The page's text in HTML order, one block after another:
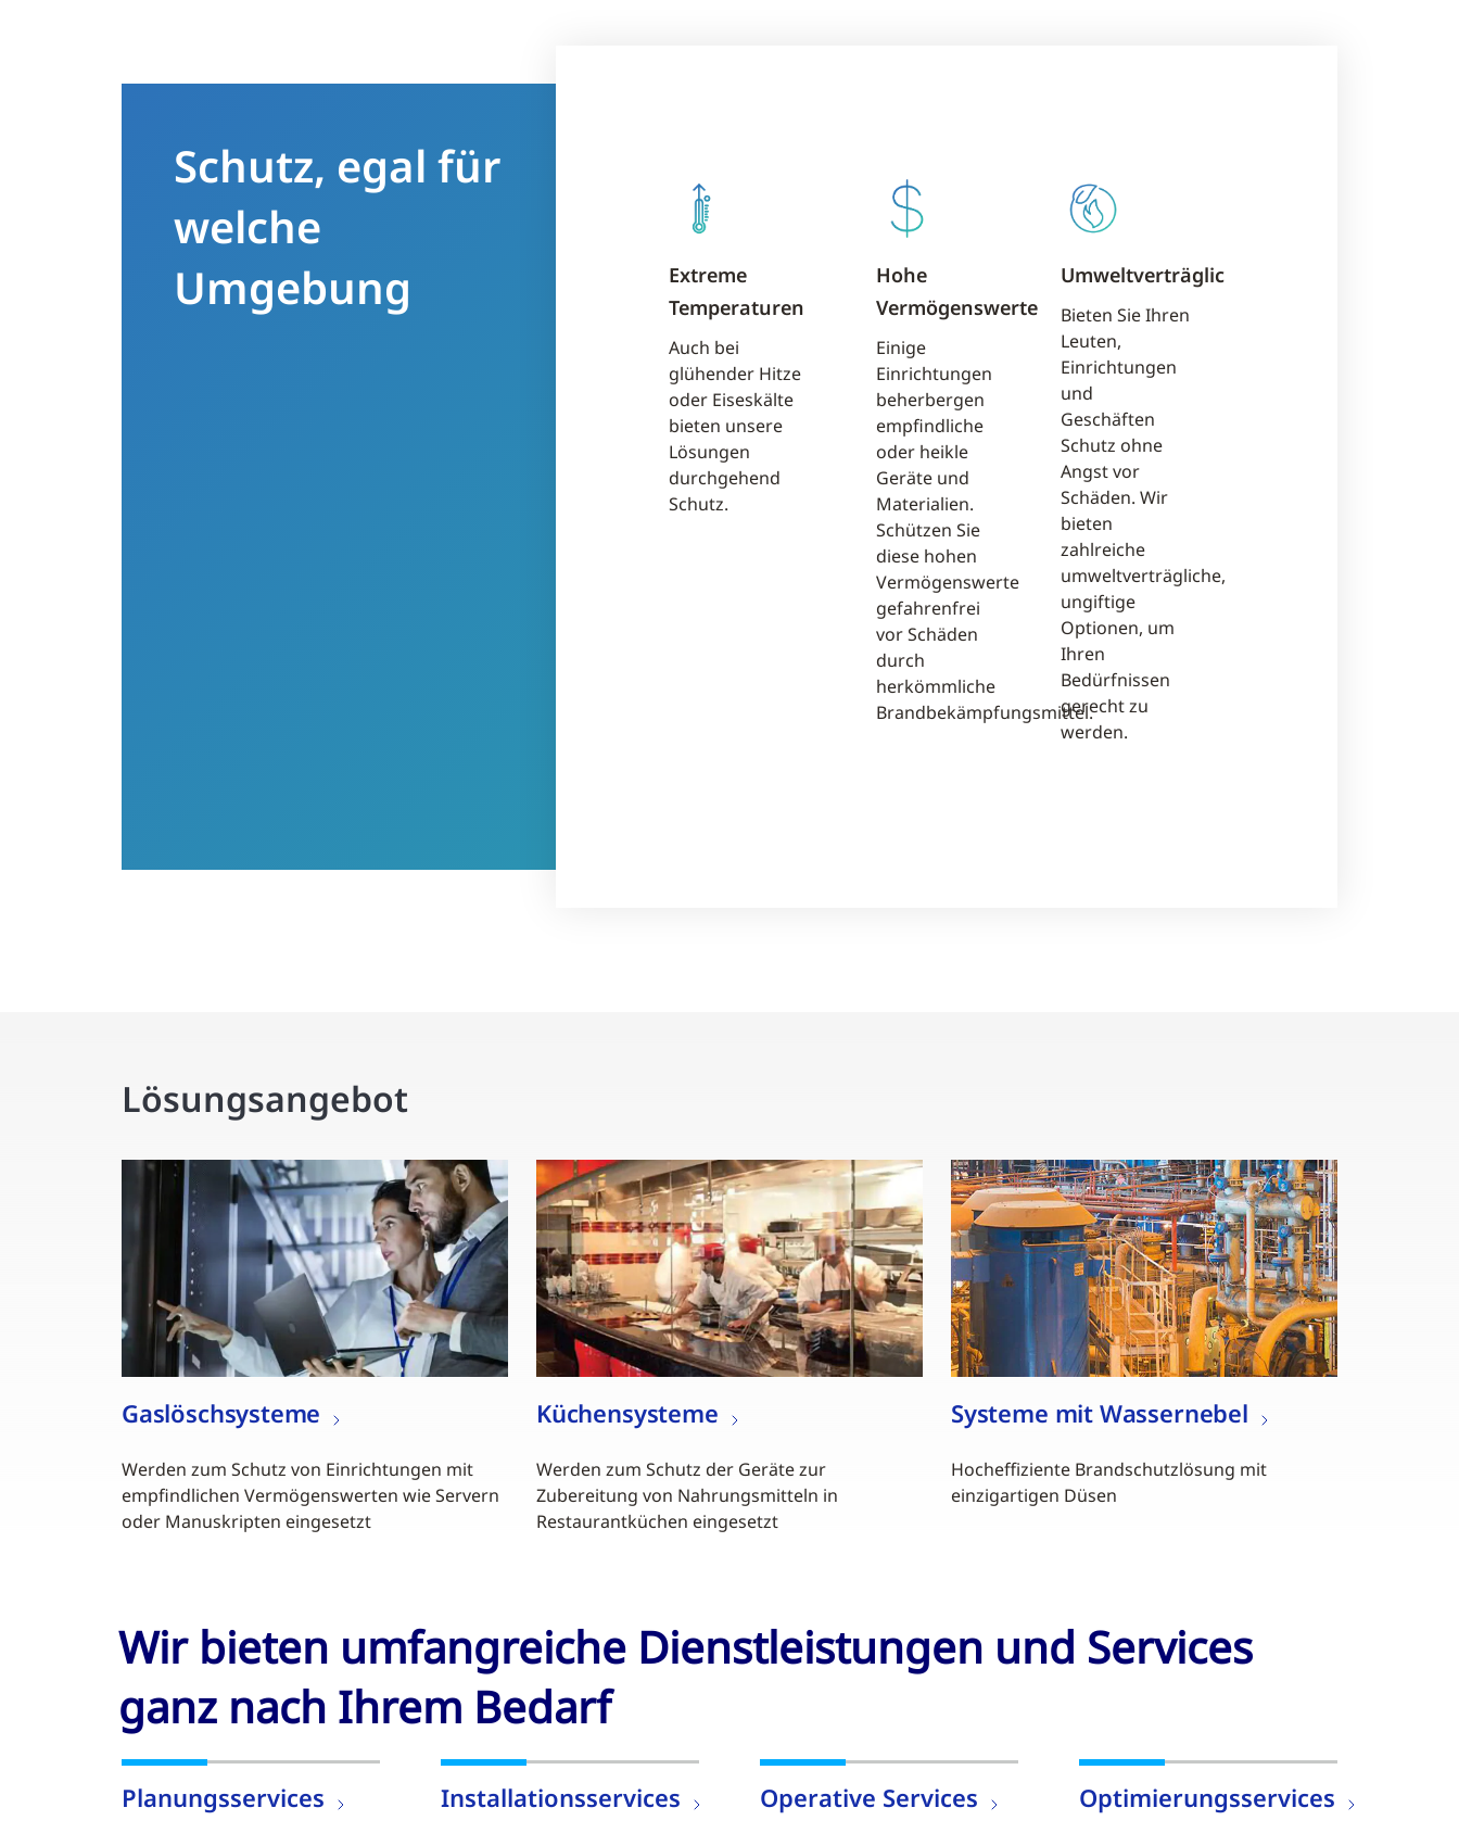
Schutz, egal für
welche
Umgebung
Extreme
Temperaturen
Auch bei
glühender Hitze
oder Eiseskälte
bieten unsere
Lösungen
durchgehend
Schutz.
Hohe
Vermögenswerte
Einige
Einrichtungen
beherbergen
empfindliche
oder heikle
Geräte und
Materialien.
Schützen Sie
diese hohen
Vermögenswerte
gefahrenfrei
vor Schäden
durch
herkömmliche
Brandbekämpfungsmittel.
Umweltverträglich
Bieten Sie Ihren
Leuten,
Einrichtungen
und
Geschäften
Schutz ohne
Angst vor
Schäden. Wir
bieten
zahlreiche
umweltverträgliche,
ungiftige
Optionen, um
Ihren
Bedürfnissen
gerecht zu
werden.
Lösungsangebot
Gaslöschsysteme
Werden zum Schutz von Einrichtungen mit
empfindlichen Vermögenswerten wie Servern
oder Manuskripten eingesetzt
Küchensysteme
Werden zum Schutz der Geräte zur
Zubereitung von Nahrungsmitteln in
Restaurantküchen eingesetzt
Systeme mit Wassernebel
Hocheffiziente Brandschutzlösung mit
einzigartigen Düsen
Wir bieten umfangreiche Dienstleistungen und Services
ganz nach Ihrem Bedarf
Planungsservices Installationsservices Operative Services Optimierungsservices